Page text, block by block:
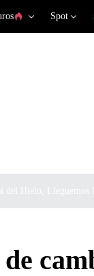
Spot
del Hielo, Lleguemos